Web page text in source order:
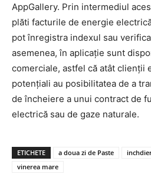
AppGallery. Prin intermediul
plăti facturile de energie
pot înregistra indexul sau
asemenea, în aplicație sunt
comerciale, astfel că atât clienții
potențiali au posibilitatea de a
de încheiere a unui contract de
electrică sau de gaze naturale.
ETICHETE a doua zi de Paste
vinerea mare